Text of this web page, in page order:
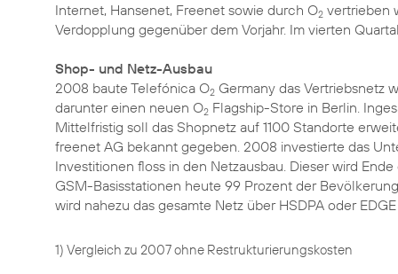
Internet, Hansenet, Freenet sowie durch O2 vertrieben
Verdopplung gegenüber dem Vorjahr. Im vierten
Shop- und Netz-Ausbau
2008 baute Telefónica O2 Germany das Vertriebsnetz
darunter einen neuen O2 Flagship-Store in Berlin.
Mittelfristig soll das Shopnetz auf 1100 Standorte
freenet AG bekannt gegeben. 2008 investierte das
Investitionen floss in den Netzausbau. Dieser wird
GSM-Basisstationen heute 99 Prozent der
wird nahezu das gesamte Netz über HSDPA oder
1) Vergleich zu 2007 ohne Restrukturierungskosten